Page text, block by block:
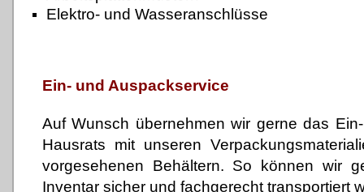
Elektro- und Wasseranschlüsse
Ein- und Auspackservice
Auf Wunsch übernehmen wir gerne das
Hausrats mit unseren
vorgesehenen Behältern. So können wir
Inventar sicher und fachgerecht transportiert